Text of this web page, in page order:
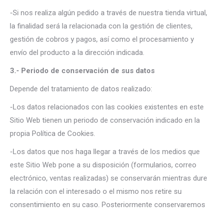
-Si nos realiza algún pedido a través de nuestra tienda virtual,
la finalidad será la relacionada con la gestión de clientes,
gestión de cobros y pagos, así como el procesamiento y
envío del producto a la dirección indicada.
3.- Periodo de conservación de sus datos
Depende del tratamiento de datos realizado:
-Los datos relacionados con las cookies existentes en este
Sitio Web tienen un periodo de conservación indicado en la
propia Política de Cookies.
-Los datos que nos haga llegar a través de los medios que
este Sitio Web pone a su disposición (formularios, correo
electrónico, ventas realizadas) se conservarán mientras dure
la relación con el interesado o el mismo nos retire su
consentimiento en su caso. Posteriormente conservaremos